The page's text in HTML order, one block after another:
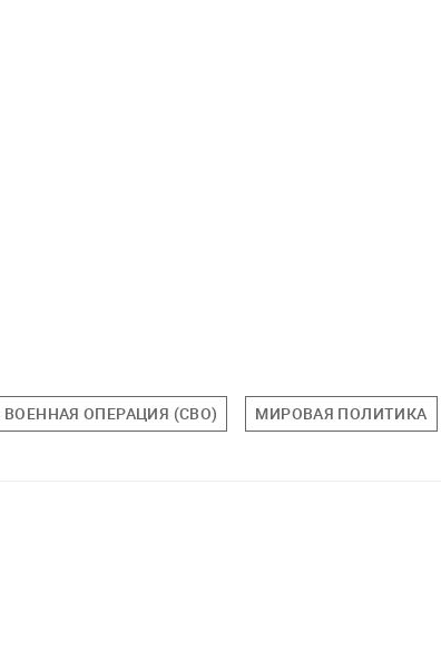
ОПЕРАЦИЯ (СВО) МИРОВАЯ ПОЛИТИКА